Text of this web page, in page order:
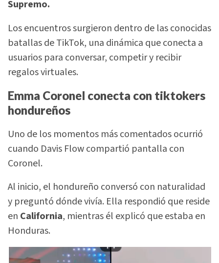
Supremo.
Los encuentros surgieron dentro de las conocidas
batallas de TikTok, una dinámica que conecta a
usuarios para conversar, competir y recibir
regalos virtuales.
Emma Coronel conecta con tiktokers
hondureños
Uno de los momentos más comentados ocurrió
cuando Davis Flow compartió pantalla con
Coronel.
Al inicio, el hondureño conversó con naturalidad
y preguntó dónde vivía. Ella respondió que reside
en California, mientras él explicó que estaba en
Honduras.